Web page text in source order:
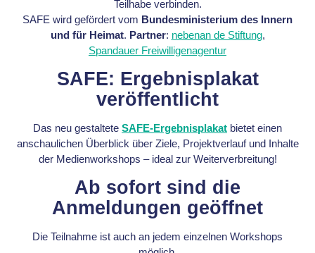
Teilhabe verbinden.
SAFE wird gefördert vom Bundesministerium des Innern
und für Heimat. Partner: nebenan de Stiftung,
Spandauer Freiwilligenagentur
SAFE: Ergebnisplakat
veröffentlicht
Das neu gestaltete SAFE-Ergebnisplakat bietet einen
anschaulichen Überblick über Ziele, Projektverlauf und Inhalte
der Medienworkshops – ideal zur Weiterverbreitung!
Ab sofort sind die
Anmeldungen geöffnet
Die Teilnahme ist auch an jedem einzelnen Workshops